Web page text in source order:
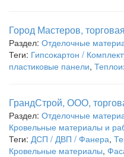
Город Мастеров,
Раздел: Отделочные
Теги: Гипсокартон /
пластиковые панели,
ГрандСтрой, ООО,
Раздел: Отделочные
Кровельные материалы и
Теги: ДСП / ДВП / Фанера,
Кровельные материалы,